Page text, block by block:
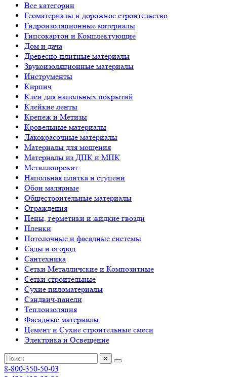
Все категории
Геоматериалы и дорожное строительство
Гидроизоляционные материалы
Гипсокартон и Комплектующие
Дом и дача
Древесно-плитные материалы
Звукоизоляционные материалы
Инструменты
Кирпич
Клеи для напольных покрытий
Клейкие ленты
Крепеж и Метизы
Кровельные материалы
Лакокрасочные материалы
Материалы для мощения
Материалы из ДПК и МПК
Металлопрокат
Напольная плитка и ступени
Обои малярные
Общестроительные материалы
Ограждения
Пены, герметики и жидкие гвозди
Пленки
Потолочные и фасадные системы
Сады и огород
Сантехника
Сетки Металличские и Композитные
Сетки строительные
Сухие пиломатериалы
Сэндвич-панели
Теплоизоляция
Фасадные материалы
Цемент и Сухие строительные смеси
Электрика и Освещение
×
8-800-350-50-03